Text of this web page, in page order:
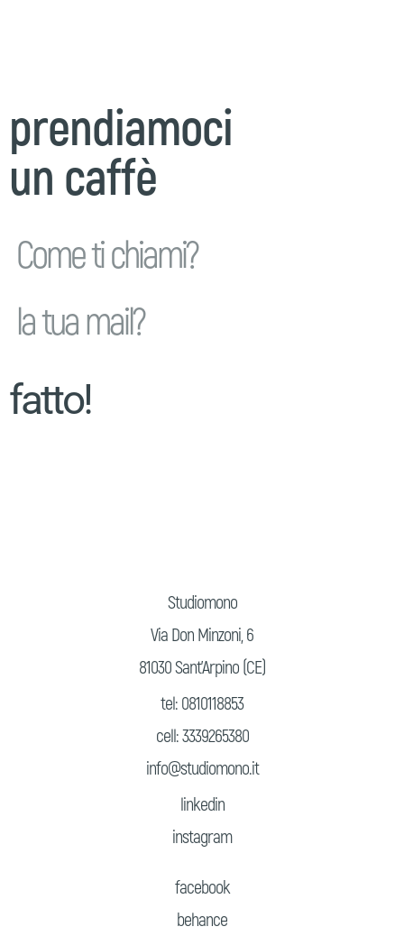
prendiamoci
un caffè
fatto!
Studiomono
Via Don Minzoni, 6
81030 Sant’Arpino (CE)
tel: 0810118853
cell: 3339265380
info@studiomono.it
linkedin
instagram
facebook
behance